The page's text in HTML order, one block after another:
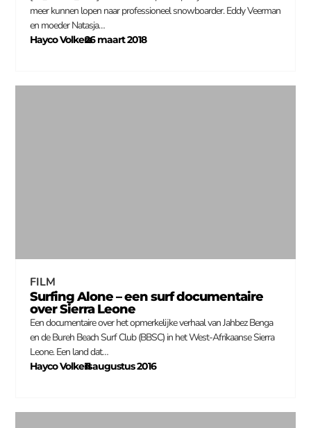
meer kunnen lopen naar professioneel snowboarder. Eddy Veerman
en moeder Natasja…
Hayco Volkers
–
26 maart 2018
FILM
Surfing Alone – een surf documentaire
over Sierra Leone
Een documentaire over het opmerkelijke verhaal van Jahbez Benga
en de Bureh Beach Surf Club (BBSC) in het West-Afrikaanse Sierra
Leone. Een land dat…
Hayco Volkers
–
11 augustus 2016